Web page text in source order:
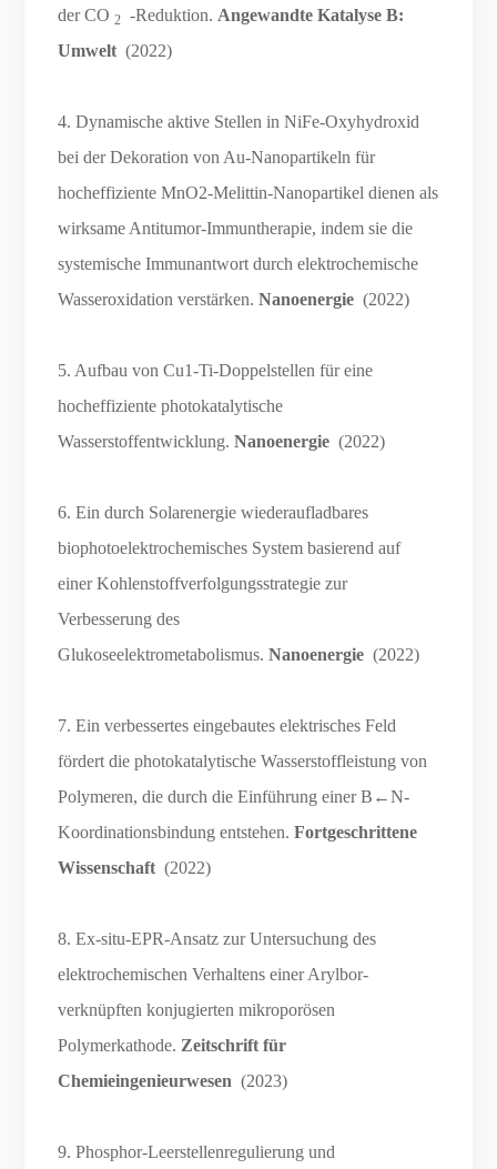
der CO2 -Reduktion. Angewandte Katalyse B:
Umwelt (2022)
4. Dynamische aktive Stellen in NiFe-Oxyhydroxid
bei der Dekoration von Au-Nanopartikeln für
hocheffiziente MnO2-Melittin-Nanopartikel dienen als
wirksame Antitumor-Immuntherapie, indem sie die
systemische Immunantwort durch elektrochemische
Wasseroxidation verstärken.Nanoenergie (2022)
5. Aufbau von Cu1-Ti-Doppelstellen für eine
hocheffiziente photokatalytische
Wasserstoffentwicklung.Nanoenergie (2022)
6. Ein durch Solarenergie wiederaufladbares
biophotoelektrochemisches System basierend auf
einer Kohlenstoffverfolgungsstrategie zur
Verbesserung des
Glukoseelektrometabolismus.Nanoenergie (2022)
7. Ein verbessertes eingebautes elektrisches Feld
fördert die photokatalytische Wasserstoffleistung von
Polymeren, die durch die Einführung einer B←N-
Koordinationsbindung entstehen.Fortgeschrittene
Wissenschaft (2022)
8. Ex-situ-EPR-Ansatz zur Untersuchung des
elektrochemischen Verhaltens einer Arylbor-
verknüpften konjugierten mikroporösen
Polymerkathode. Zeitschrift für
Chemieingenieurwesen (2023)
9. Phosphor-Leerstellenregulierung und